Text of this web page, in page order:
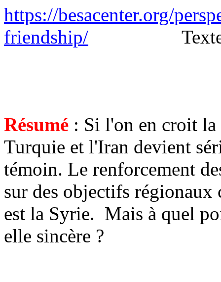
https://besacenter.org/
friendship/
Résumé : Si l'on en croit la
Turquie et l'Iran devient
témoin. Le renforcement
sur des objectifs
est la Syrie. Mais à quel
elle sincère ?